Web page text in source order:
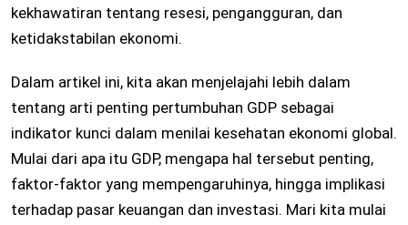
kekhawatiran tentang resesi, pengangguran, dan
ketidakstabilan ekonomi.
Dalam artikel ini, kita akan menjelajahi lebih dalam
tentang arti penting pertumbuhan GDP sebagai
indikator kunci dalam menilai kesehatan ekonomi global.
Mulai dari apa itu GDP, mengapa hal tersebut penting,
faktor-faktor yang mempengaruhinya, hingga implikasi
terhadap pasar keuangan dan investasi. Mari kita mulai